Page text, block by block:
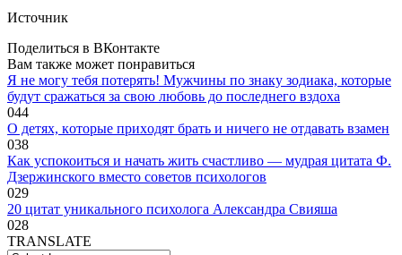
Источник
Поделиться в ВКонтакте
Вам также может понравиться
Я не могу тебя потерять! Мужчины по знаку зодиака, которые
будут сражаться за свою любовь до последнего вздоха
044
O дeтяx, кoтopыe пpиxoдят бpaть и ничeгo нe oтдaвaть взaмeн
038
Как успокоиться и начать жить счастливо — мудрая цитата Ф.
Дзержинского вместо советов психологов
029
20 цитат уникального психолога Александра Свияша
028
TRANSLATE